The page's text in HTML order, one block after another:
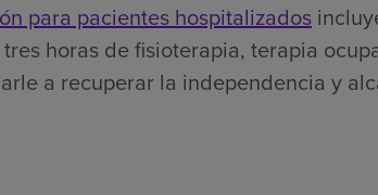
para pacientes hospitalizados
horas de fisioterapia, terapia
a recuperar la independencia y